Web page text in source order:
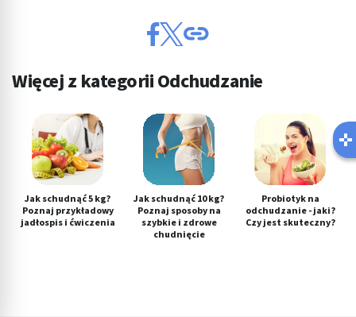
Więcej z kategorii Odchudzanie
Jak schudnąć 5 kg?
Poznaj przykładowy
jadłospis i ćwiczenia
Jak schudnąć 10 kg?
Poznaj sposoby na
szybkie i zdrowe
chudnięcie
Probiotyk na
odchudzanie - jaki?
Czy jest skuteczny?